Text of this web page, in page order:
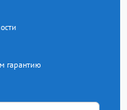
гарантию